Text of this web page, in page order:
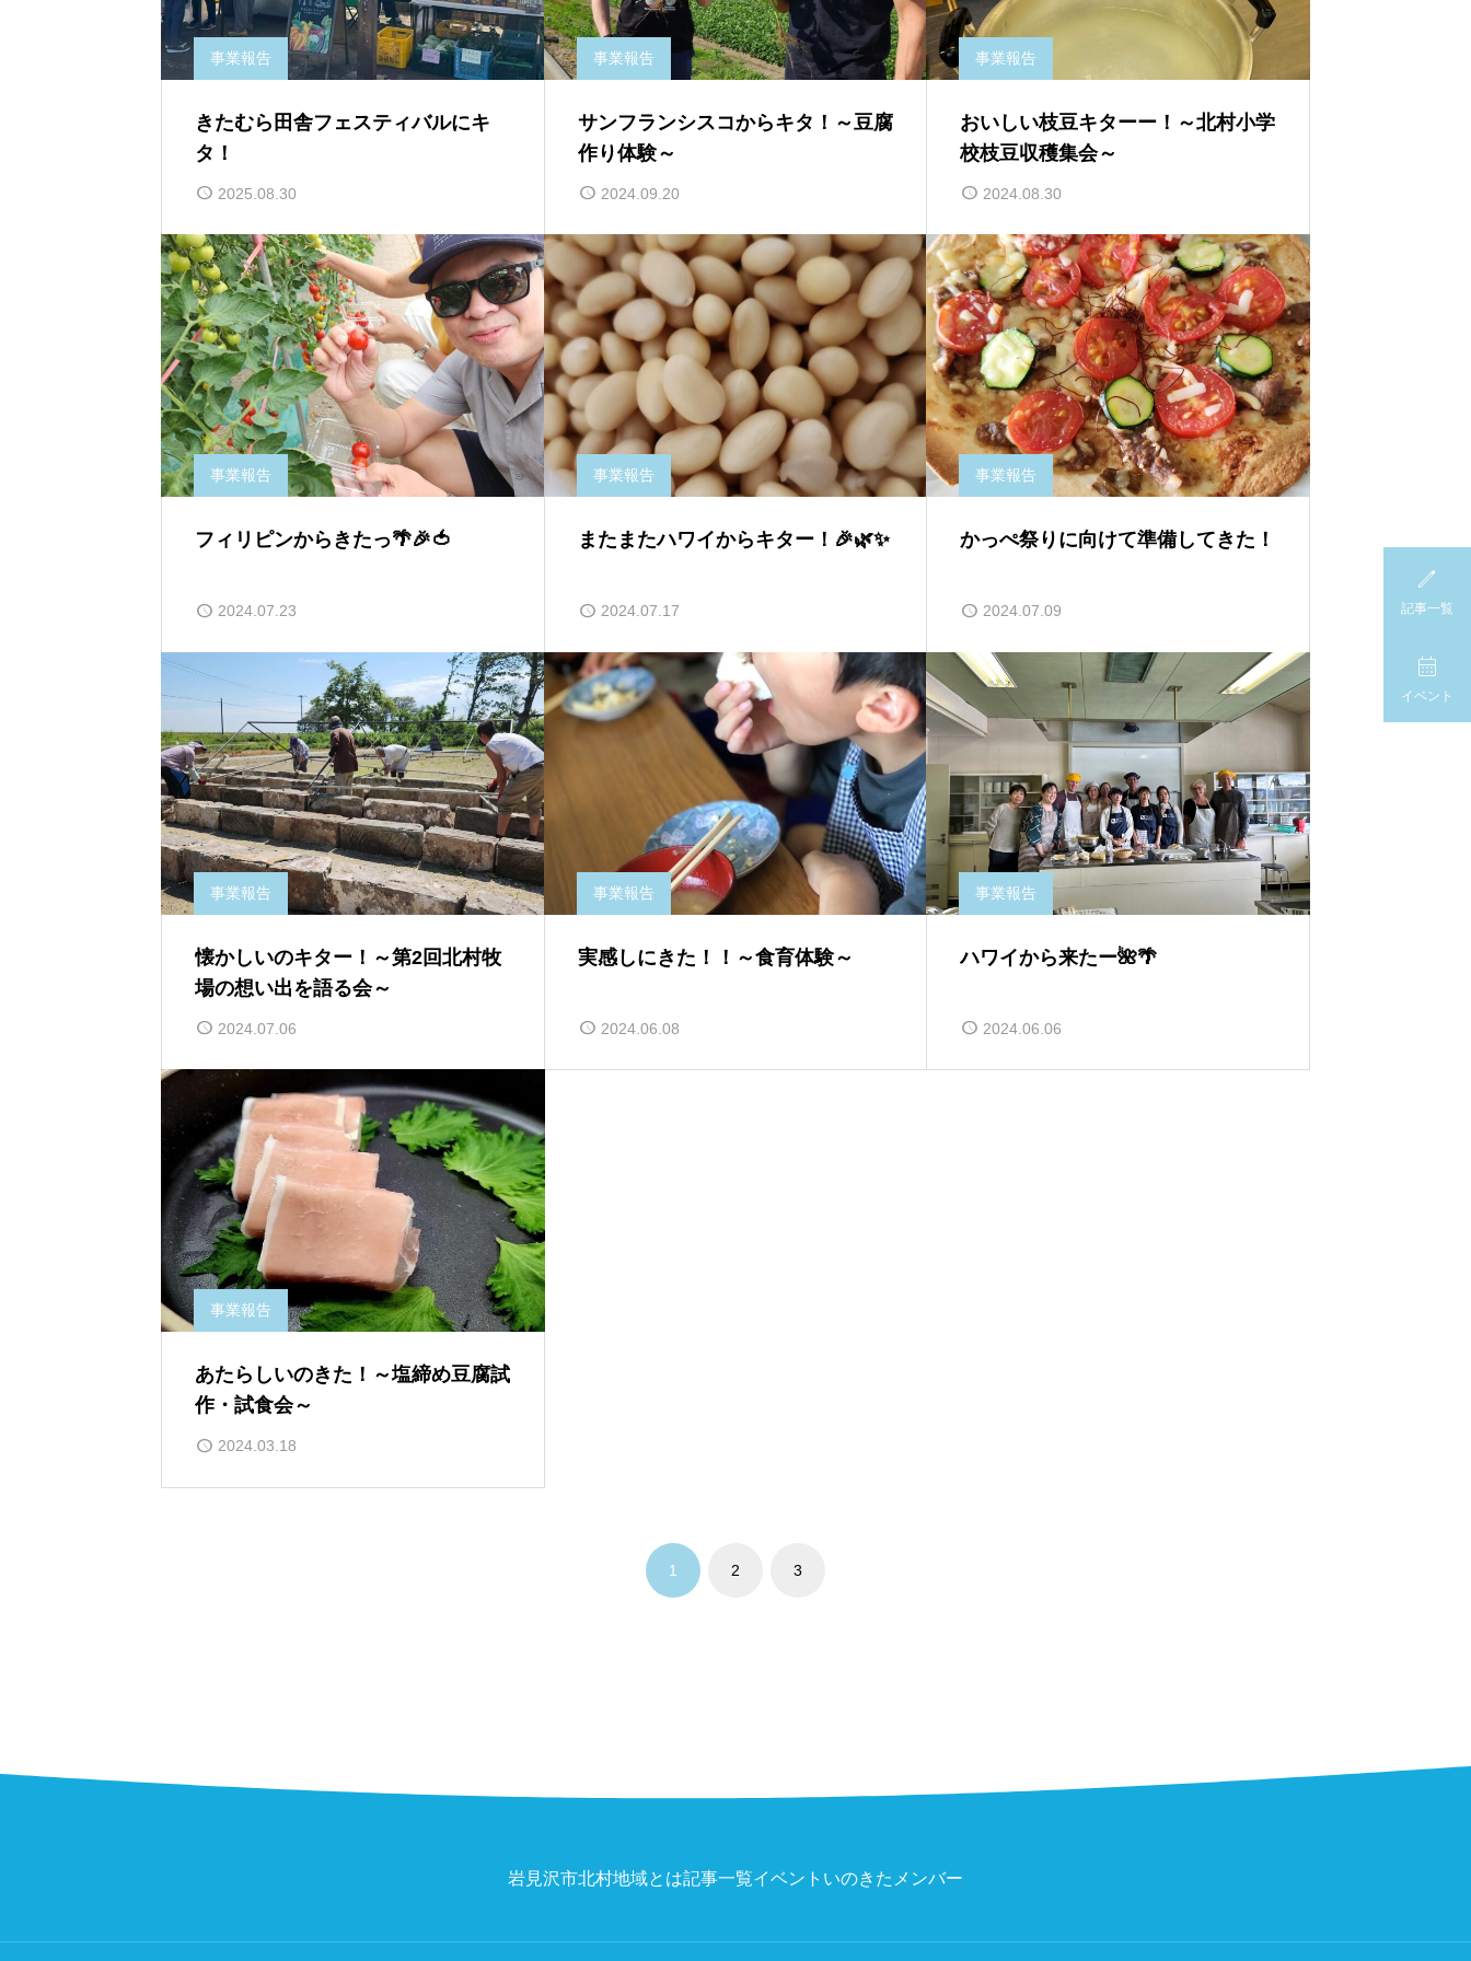
事業報告
きたむら田舎フェスティバルにキ
タ！
2025.08.30
事業報告
サンフランシスコからキタ！～豆腐
作り体験～
2024.09.20
事業報告
おいしい枝豆キターー！～北村小学
校枝豆収穫集会～
2024.08.30
事業報告
フィリピンからきたっ🌴🎉🍅
2024.07.23
事業報告
またまたハワイからキター！🎉🌿✨
2024.07.17
事業報告
かっぺ祭りに向けて準備してきた！
2024.07.09
事業報告
懐かしいのキター！～第2回北村牧
場の想い出を語る会～
2024.07.06
事業報告
実感しにきた！！～食育体験～
2024.06.08
事業報告
ハワイから来たー🌺🌴
2024.06.06
事業報告
あたらしいのきた！～塩締め豆腐試
作・試食会～
2024.03.18
1 2 3
岩見沢市北村地域とは記事一覧イベント いのきたメンバー

記事一覧

イベント